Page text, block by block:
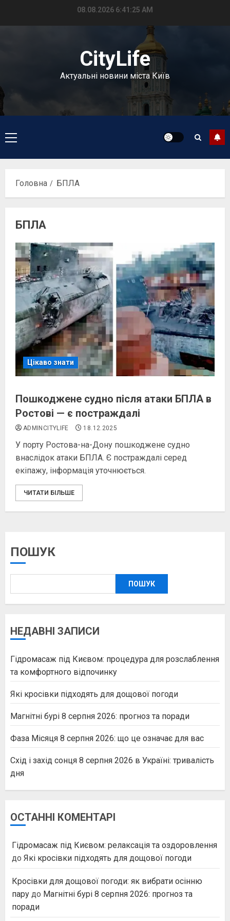
08.08.2026 6:41:25 AM
CityLife
Актуальні новини міста Київ
Головне
меню
Головна БПЛА
БПЛА
Цікаво знати
Пошкоджене судно після атаки БПЛА в
Ростові — є постраждалі
ADMINCITYLIFE 18.12.2025
У порту Ростова-на-Дону пошкоджене судно
внаслідок атаки БПЛА. Є постраждалі серед
екіпажу, інформація уточнюється.
ЧИТАТИ БІЛЬШЕ
ПОШУК
ПОШУК
НЕДАВНІ ЗАПИСИ
Гідромасаж під Києвом: процедура для розслаблення
та комфортного відпочинку
Які кросівки підходять для дощової погоди
Магнітні бурі 8 серпня 2026: прогноз та поради
Фаза Місяця 8 серпня 2026: що це означає для вас
Схід і захід сонця 8 серпня 2026 в Україні: тривалість
дня
ОСТАННІ КОМЕНТАРІ
Гідромасаж під Києвом: релаксація та оздоровлення
до Які кросівки підходять для дощової погоди
Кросівки для дощової погоди: як вибрати осінню
пару до Магнітні бурі 8 серпня 2026: прогноз та
поради